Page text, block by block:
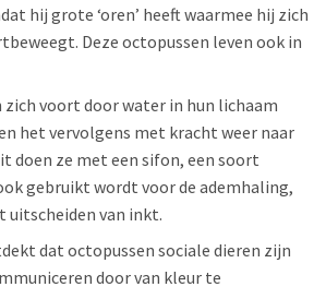
hij grote ‘oren’ heeft waarmee hij zich
Deze octopussen leven ook in
zich voort door water in hun lichaam
het vervolgens met kracht weer naar
doen ze met een sifon, een soort
gebruikt wordt voor de ademhaling,
uitscheiden van inkt.
dat octopussen sociale dieren zijn
door van kleur te